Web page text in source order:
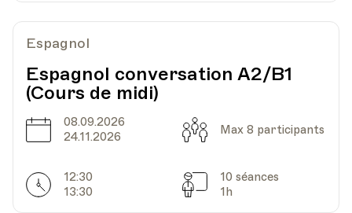
Lieu1005, Lausanne
Date
17.03.2026 Heure
18.00
Lieu
HEP - Haute Ecole Pédagogique - Salle 719
1005, Lausanne
Espagnol
Espagnol conversation A2/B1
(Cours de midi)
Date
08.09.2026
24.11.2026
Capacité
Max 8 participants
Horarires
12:30
13:30
Séances
10 séances
1h